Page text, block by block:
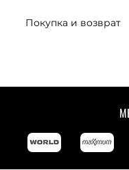
Покупка и возврат